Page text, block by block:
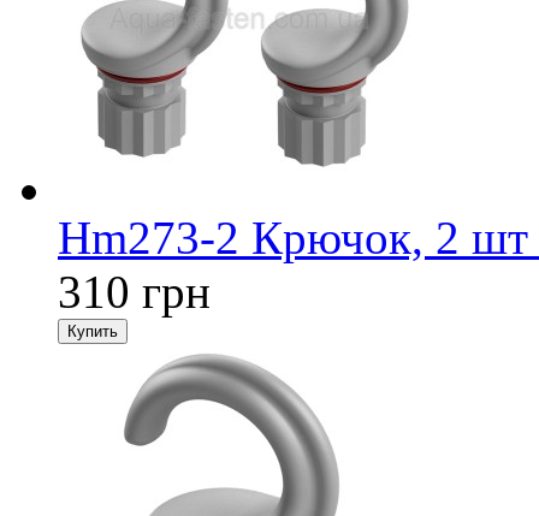
Hm273-2 Крючок, 2 шт
310 грн